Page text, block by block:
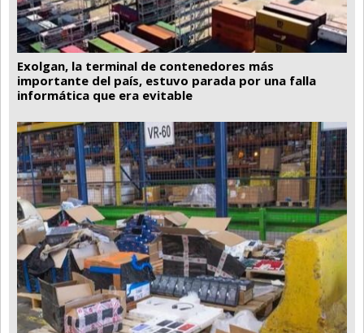
Exolgan, la terminal de contenedores más
importante del país, estuvo parada por una falla
informática que era evitable